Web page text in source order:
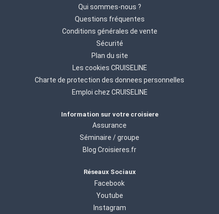
Qui sommes-nous ?
Questions fréquentes
Conditions générales de vente
Sécurité
Plan du site
Les cookies CRUISELINE
Charte de protection des donnees personnelles
Emploi chez CRUISELINE
Information sur votre croisiere
Assurance
Séminaire / groupe
Blog Croisieres.fr
Réseaux Sociaux
Facebook
Youtube
Instagram